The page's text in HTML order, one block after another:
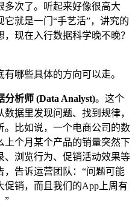
多次了。听起来好像很高大
它就是一门“手艺活”，讲究的
现在入行数据科学晚不晚？
哪些具体的方向可以走。
分析师 (Data Analyst)。这个
据里发现问题、找到规律，
。比如说，一个电商公司的数
上个月某个产品的销量突然下
、浏览行为、促销活动效果等
告诉运营团队：“问题可能
促销，而且我们的App上周有
”